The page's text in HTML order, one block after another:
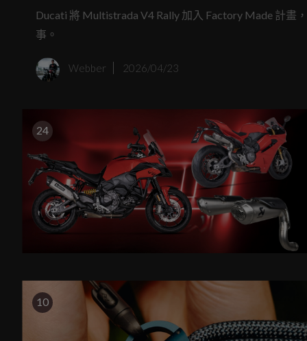
Ducati 將 Multistrada V4 Rally 加入 Factory Made 計
事。
Webber 2026/04/23
24
10